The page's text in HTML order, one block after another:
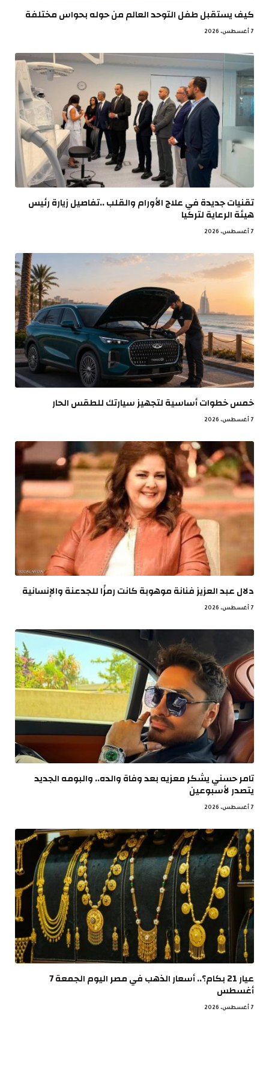
كيف يستقبل طفل التوحد العالم من حوله بحواس مختلفة
7 أغسطس، 2026
تقنيات جديدة في علاج الأورام والقلب ..تفاصيل زيارة رئيس
هيئة الرعاية لتركيا
7 أغسطس، 2026
خمس خطوات أساسية لتجهيز سيارتك للطقس الحار
7 أغسطس، 2026
دلال عبد العزيز فنانة موهوبة كانت رمزًا للجدعنة والإنسانية
7 أغسطس، 2026
تامر حسني يشكر معزيه بعد وفاة والده.. والبومه الجديد
يتصدر لأسبوعين
7 أغسطس، 2026
عيار 21 بكام؟.. أسعار الذهب في مصر اليوم الجمعة 7
أغسطس
7 أغسطس، 2026